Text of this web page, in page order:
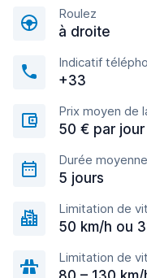
Roulez
à droite
Indicatif
+33
Prix moyen de
50 € par jour
Durée
5 jours
Limitation de
50 km/h ou
Limitation de